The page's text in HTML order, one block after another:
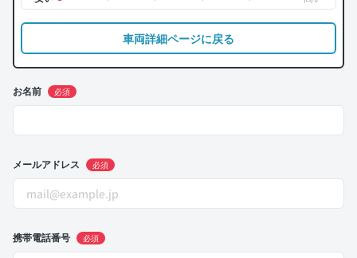
車両詳細ページに戻る
お名前 必須
メールアドレス 必須
携帯電話番号 必須